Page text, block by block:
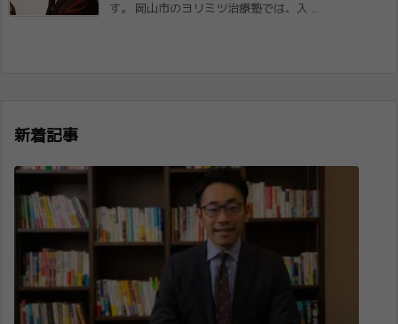
す。 岡山市のヨリミツ治療塾では、入 ...
新着記事